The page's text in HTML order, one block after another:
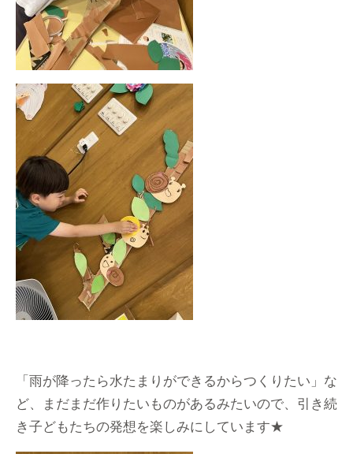
「雨が降ったら水たまりができるからつくりたい」な
ど、まだまだ作りたいものがあるみたいので、引き続
き子どもたちの発想を楽しみにしています★